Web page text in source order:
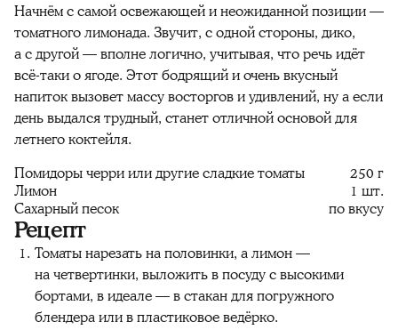
Начнём с самой освежающей и неожиданной позиции —
томатного лимонада. Звучит, с одной стороны, дико,
а с другой — вполне логично, учитывая, что речь идёт
всё-таки о ягоде. Этот бодрящий и очень вкусный
напиток вызовет массу восторгов и удивлений, ну а если
день выдался трудный, станет отличной основой для
летнего коктейля.
Помидоры черри или другие сладкие томаты
250 г
Лимон
1 шт.
Сахарный песок
по вкусу
Рецепт
Томаты нарезать на половинки, а лимон —
на четвертинки, выложить в посуду с высокими
бортами, в идеале — в стакан для погружного
блендера или в пластиковое ведёрко.